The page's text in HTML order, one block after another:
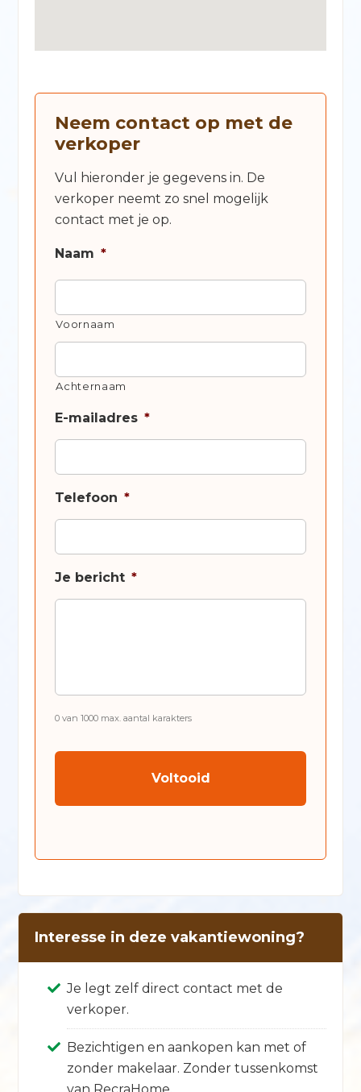
Neem contact op met de
verkoper
Vul hieronder je gegevens in. De
verkoper neemt zo snel mogelijk
contact met je op.
Naam *
Voornaam
Achternaam
E-mailadres *
Telefoon *
Je bericht *
0 van 1000 max. aantal karakters
Interesse in deze vakantiewoning?
Je legt zelf direct contact met de
verkoper.
Bezichtigen en aankopen kan met of
zonder makelaar. Zonder tussenkomst
van RecraHome.